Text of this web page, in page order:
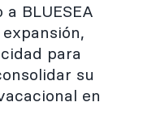
BLUESEA
para
su
en